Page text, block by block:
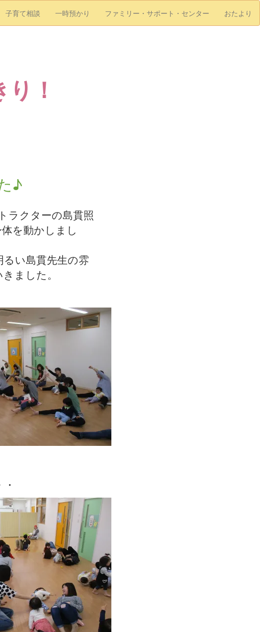
子育て相談 一時預かり ファミリー・サポート・センター おたより
！
♪
ラクターの島貫照
を動かしまし
い島貫先生の雰
ました。